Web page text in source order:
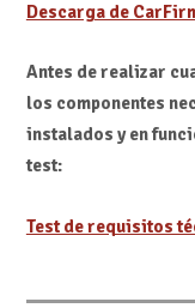
Descarga de
Antes de realizar
los componentes
instalados y en
test:
Test de requisitos